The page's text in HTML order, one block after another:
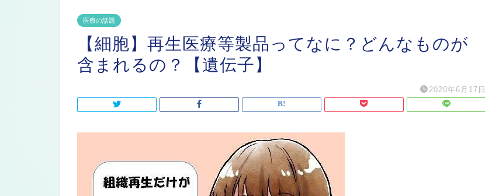
医療の話題
【細胞】再生医療等製品ってなに？どんなものが
含まれるの？【遺伝子】
2020年6月17日